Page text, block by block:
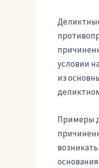
условии
из
Примеры